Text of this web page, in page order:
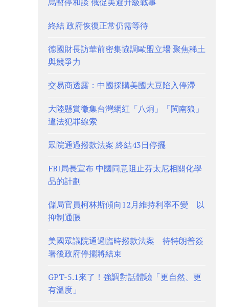
終結 政府恢復正常仍需等待
德國財長訪華前密集協調歐盟立場 聚焦稀土
與競爭力
交易商透露：中國採購美國大豆陷入停滯
大陸懸賞徵集台灣網紅「八炯」「閩南狼」
違法犯罪線索
眾院通過撥款法案 終結43日停擺
FBI局長宣布 中國同意阻止芬太尼相關化學
品的計劃
儲局官員柯林斯傾向12月維持利率不變 以
抑制通脹
美國眾議院通過臨時撥款法案 待特朗普簽
署後政府停擺將結束
GPT-5.1來了！強調對話體驗「更自然、更
有溫度」